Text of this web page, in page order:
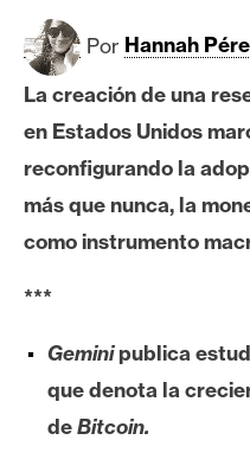
i
c
o
i
n
h
e
r
e
Por Hannah
La creación de una
en Estados Unidos
reconfigurando la
más que nunca, la
comoinstrumento
***
Geminipublica
que denota la
deBitcoin.